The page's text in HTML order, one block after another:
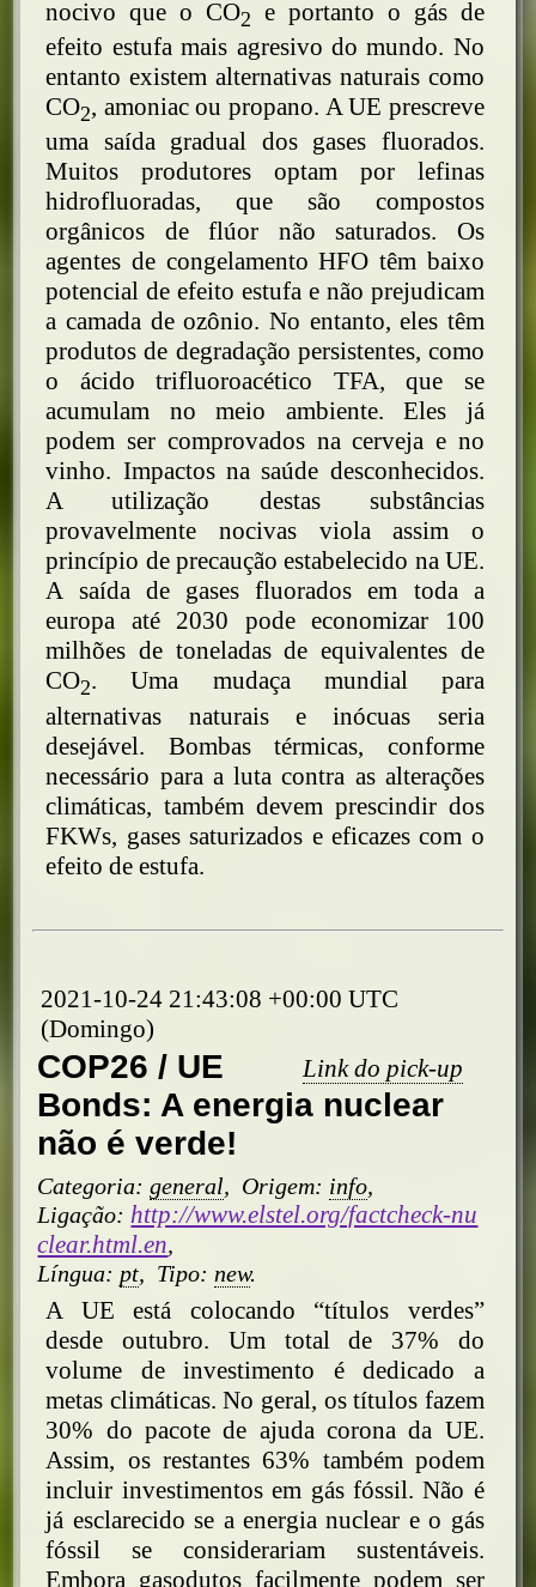
nocivo que o CO2 e portanto o gás de
efeito estufa mais agresivo do mundo. No
entanto existem alternativas naturais como
CO2, amoniac ou propano. A UE prescreve
uma saída gradual dos gases fluorados.
Muitos produtores optam por lefinas
hidrofluoradas, que são compostos
orgânicos de flúor não saturados. Os
agentes de congelamento HFO têm baixo
potencial de efeito estufa e não prejudicam
a camada de ozônio. No entanto, eles têm
produtos de degradação persistentes, como
o ácido trifluoroacético TFA, que se
acumulam no meio ambiente. Eles já
podem ser comprovados na cerveja e no
vinho. Impactos na saúde desconhecidos.
A utilização destas substâncias
provavelmente nocivas viola assim o
princípio de precaução estabelecido na UE.
A saída de gases fluorados em toda a
europa até 2030 pode economizar 100
milhões de toneladas de equivalentes de
CO2. Uma mudaça mundial para
alternativas naturais e inócuas seria
desejável. Bombas térmicas, conforme
necessário para a luta contra as alterações
climáticas, também devem prescindir dos
FKWs, gases saturizados e eficazes com o
efeito de estufa.
2021-10-24 21:43:08 +00:00 UTC
(Domingo)
Link do pick-up
COP26 / UE
Bonds: A energia nuclear
não é verde!
Categoria:general, Origem: info,
Ligação: http://www.elstel.org/factcheck-nu
clear.html.en,
Língua: pt, Tipo: new.
A UE está colocando “títulos verdes”
desde outubro. Um total de 37% do
volume de investimento é dedicado a
metas climáticas. No geral, os títulos fazem
30% do pacote de ajuda corona da UE.
Assim, os restantes 63% também podem
incluir investimentos em gás fóssil. Não é
já esclarecido se a energia nuclear e o gás
fóssil se considerariam sustentáveis.
Embora gasodutos facilmente podem ser